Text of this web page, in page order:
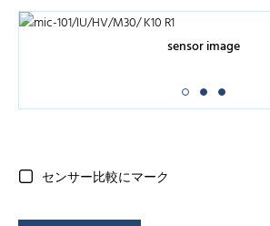
sensor image
センサー比較にマーク